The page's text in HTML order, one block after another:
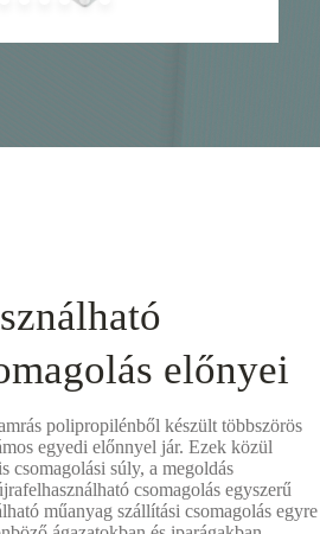
előnyei
polipropilénből készült többszörös
egyedi előnnyel jár. Ezek közül
csomagolási súly, a megoldás
csomagolás egyszerű
műanyag szállítási csomagolás egyre